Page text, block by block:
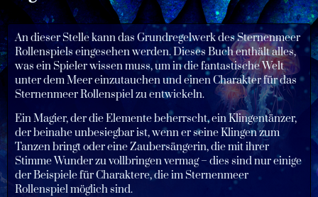
An dieser Stelle kann das Grundregelwerk des Sternenmeer
Rollenspiels eingesehen werden. Dieses Buch enthält alles,
was ein Spieler wissen muss, um in die fantastische Welt
unter dem Meer einzutauchen und einen Charakter für das
Sternenmeer Rollenspiel zu entwickeln.
Ein Magier, der die Elemente beherrscht, ein Klingentänzer,
der beinahe unbesiegbar ist, wenn er seine Klingen zum
Tanzen bringt oder eine Zaubersängerin, die mit ihrer
Stimme Wunder zu vollbringen vermag – dies sind nur einige
der Beispiele für Charaktere, die im Sternenmeer
Rollenspiel möglich sind.